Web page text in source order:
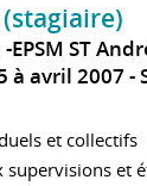
ST
à avril 2007
et collectifs
supervisions et